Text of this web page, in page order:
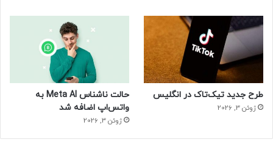
طرح جدید تیک‌تاک در انگلیس
ژوئن 3, 2026
حالت ناشناس Meta AI به
واتس‌اپ اضافه شد
ژوئن 3, 2026